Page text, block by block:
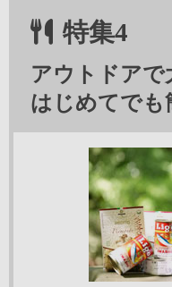
感と上品な甘みで前菜に
クラッカーに乗せれば、
も使えます。
⇒ 柿フロ
マリアージュデリ・シリ
レビやメディア、SNSで
ーに人気のおつまみで、
自分好みのおつまみを探
食感・風味・健康面から
ナッツ、ジャイアントコ
ト。そして失敗を重ねて
つきスパイス」を絡ませ
ツ」。
どちらも根強い人気のお
は、衝撃的な新味が続々
限ナッツ・スパイシーカ
ディの赤ワインと相性抜
特集4
アウトドアで
はじめてでも